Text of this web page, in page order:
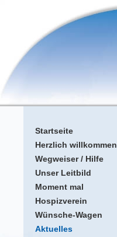
Startseite
Herzlich willkommen
Wegweiser / Hilfe
Unser Leitbild
Moment mal
Hospizverein
Wünsche-Wagen
Aktuelles